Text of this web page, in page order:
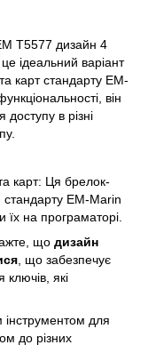
Т5577 дизайн 4
ідеальний варіант
карт стандарту EM-
він
в різні
карт: Ця брелок-
стандарту EM-Marin
на програматорі.
що дизайн
, що забезпечує
ключів, які
для
до різних